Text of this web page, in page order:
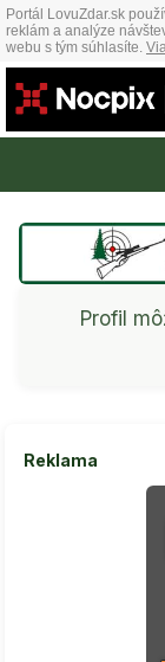
Portál LovuZdar.sk
reklám a analýze
webu s tým súhlasíte.
Profil
Reklama